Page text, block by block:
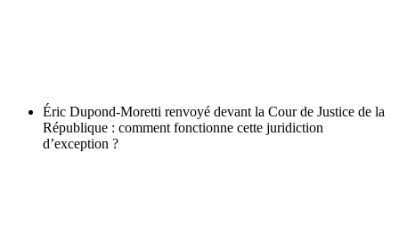
Éric Dupond-Moretti renvoyé devant la Cour de Justice de la
République : comment fonctionne cette juridiction
d’exception ?